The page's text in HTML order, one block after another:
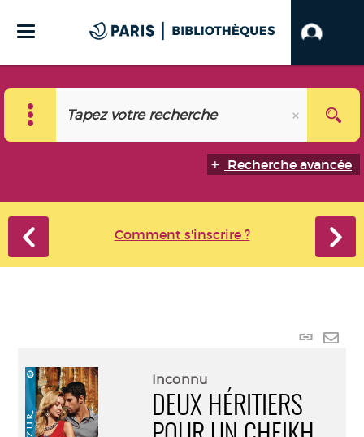
Recherche avancée
Comment s'inscrire ?
Lien
Inconnu
DEUX HÉRITIERS